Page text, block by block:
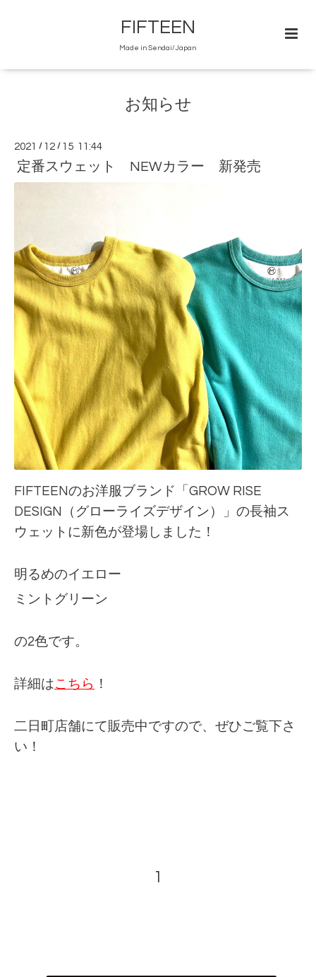
FIFTEEN
Made in Sendai/Japan
お知らせ
2021 / 12 / 15 11:44
定番スウェット NEWカラー 新発売
FIFTEENのお洋服ブランド「GROW RISE
DESIGN（グローライズデザイン）」の長袖ス
ウェットに新色が登場しました！
明るめのイエロー
ミントグリーン
の2色です。
詳細はこちら ！
二日町店舗にて販売中ですので、ぜひご覧下さ
い！
1